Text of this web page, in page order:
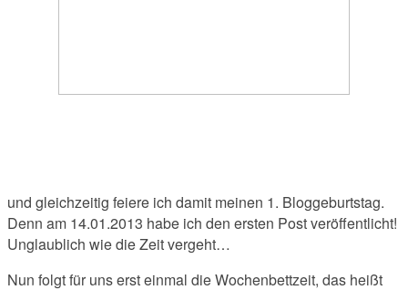
und gleichzeitig feiere ich damit meinen 1. Bloggeburtstag.
Denn am 14.01.2013 habe ich den ersten Post veröffentlicht!
Unglaublich wie die Zeit vergeht…
Nun folgt für uns erst einmal die Wochenbettzeit, das heißt